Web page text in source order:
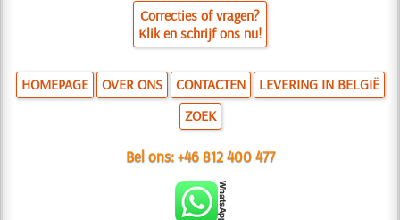
Correcties of vragen?
Klik en schrijf ons nu!
HOMEPAGE OVER ONS CONTACTEN
LEVERING IN BELGIË
ZOEK
Bel ons:+46 812 400 477